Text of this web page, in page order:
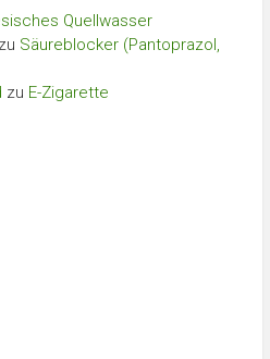
Quellwasser
zu Säureblocker (Pantoprazol,
zu E-Zigarette